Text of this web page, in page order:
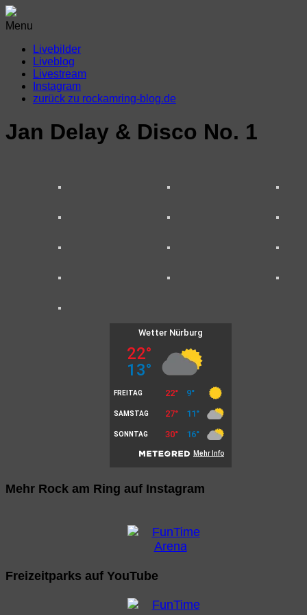
Menu
Livebilder
Liveblog
Livestream
Instagram
zurück zu rockamring-blog.de
Jan Delay & Disco No. 1
Mehr Rock am Ring auf Instagram
Freizeitparks auf YouTube